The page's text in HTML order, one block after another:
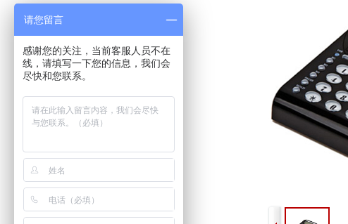
请您留言
感谢您的关注，当前客服人员不在
线，请填写一下您的信息，我们会
尽快和您联系。